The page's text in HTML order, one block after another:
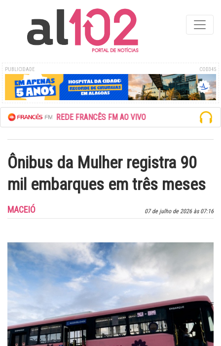
PUBLICIDADE COD345
ESCUTE A REDE FRANCÊS FM AO VIVO
Ônibus da Mulher registra 90
mil embarques em três meses
07 de julho de 2026 às 07:16
MACEIÓ